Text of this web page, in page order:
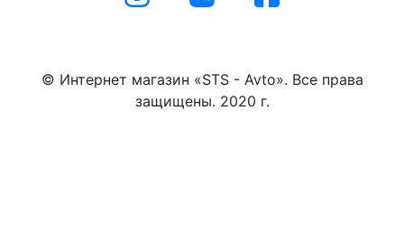
© Интернет магазин «STS - Avto». Все права
защищены. 2020 г.